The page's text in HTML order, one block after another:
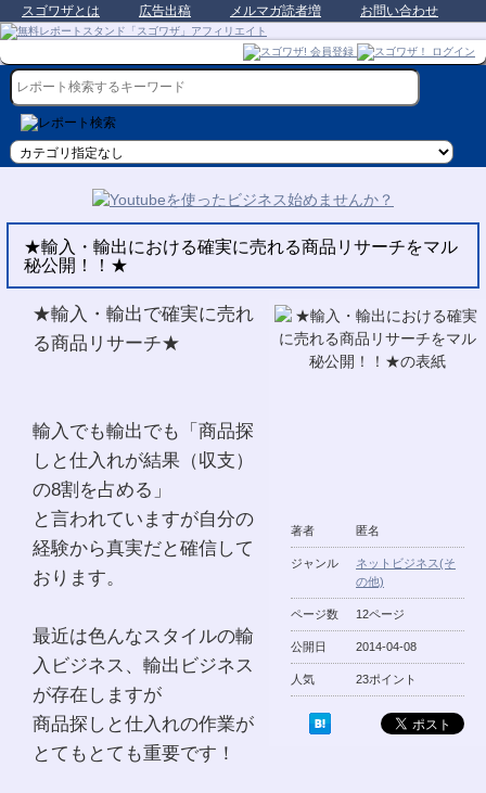
スゴワザとは 広告出稿 メルマガ読者増 お問い合わせ
★輸入・輸出における確実に売れる商品リサーチをマル
秘公開！！★
著者 匿名
ジャンル
ネットビジネス(そ
の他)
ページ数 12ページ
公開日 2014-04-08
人気 23ポイント
★輸入・輸出で確実に売れ
る商品リサーチ★
輸入でも輸出でも「商品探
しと仕入れが結果（収支）
の8割を占める」
と言われていますが自分の
経験から真実だと確信して
おります。
最近は色んなスタイルの輸
入ビジネス、輸出ビジネス
が存在しますが
商品探しと仕入れの作業が
とてもとても重要です！